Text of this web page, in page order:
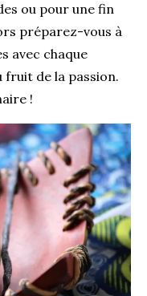
ou pour une fin
préparez-vous à
avec chaque
fruit de la passion.
!